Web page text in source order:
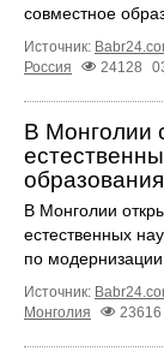
совместное
Источник:
Россия
24128
В Монголии
образования
В Монголии
естественных
по модернизации
Источник:
Монголия
23616